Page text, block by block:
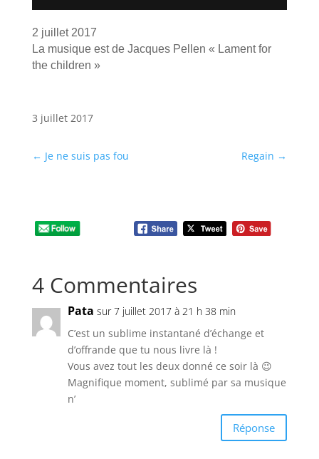
2 juillet 2017
La musique est de Jacques Pellen « Lament for
the children »
3 juillet 2017
← Je ne suis pas fou Regain →
4 Commentaires
Pata sur 7 juillet 2017 à 21 h 38 min
C’est un sublime instantané d’échange et
d’offrande que tu nous livre là !
Vous avez tout les deux donné ce soir là 😉
Magnifique moment, sublimé par sa musique
n’
Réponse